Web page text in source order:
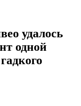
удалось
одной